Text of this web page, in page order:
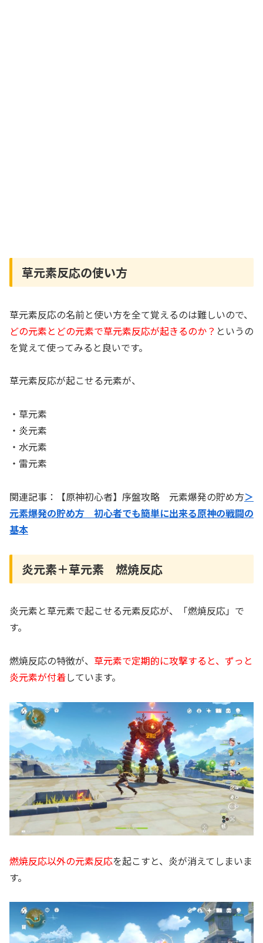
草元素反応の使い方
草元素反応の名前と使い方を全て覚えるのは難しいので、
どの元素とどの元素で草元素反応が起きるのか？ というの
を覚えて使ってみると良いです。
草元素反応が起こせる元素が、
・草元素
・炎元素
・水元素
・雷元素
関連記事：【原神初心者】序盤攻略 元素爆発の貯め方＞
元素爆発の貯め方 初心者でも簡単に出来る原神の戦闘の
基本
炎元素＋草元素 燃焼反応
炎元素と草元素で起こせる元素反応が、「燃焼反応」で
す。
燃焼反応の特徴が、 草元素で定期的に攻撃すると、ずっと
炎元素が付着しています。
燃焼反応以外の元素反応を起こすと、炎が消えてしまいま
す。